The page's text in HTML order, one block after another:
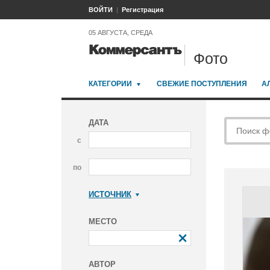
ВОЙТИ Регистрация
05 АВГУСТА, СРЕДА
Фото
КАТЕГОРИИ СВЕЖИЕ ПОСТУПЛЕНИЯ
ДАТА
с
по
ИСТОЧНИК
МЕСТО
АВТОР